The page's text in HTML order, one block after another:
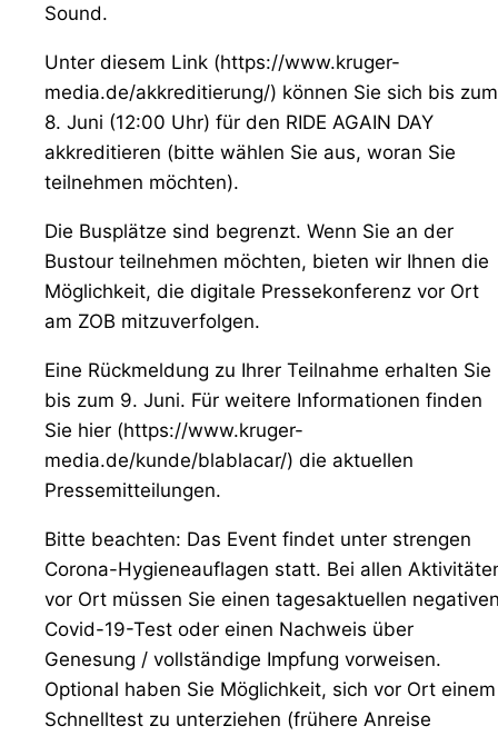
Sound.
Unter diesem Link (https://www.kruger-
media.de/akkreditierung/) können Sie sich bis zum
8. Juni (12:00 Uhr) für den RIDE AGAIN DAY
akkreditieren (bitte wählen Sie aus, woran Sie
teilnehmen möchten).
Die Busplätze sind begrenzt. Wenn Sie an der
Bustour teilnehmen möchten, bieten wir Ihnen die
Möglichkeit, die digitale Pressekonferenz vor Ort
am ZOB mitzuverfolgen.
Eine Rückmeldung zu Ihrer Teilnahme erhalten Sie
bis zum 9. Juni. Für weitere Informationen finden
Sie hier (https://www.kruger-
media.de/kunde/blablacar/) die aktuellen
Pressemitteilungen.
Bitte beachten: Das Event findet unter strengen
Corona-Hygieneauflagen statt. Bei allen
vor Ort müssen Sie einen tagesaktuellen
Covid-19-Test oder einen Nachweis über
Genesung / vollständige Impfung vorweisen.
Optional haben Sie Möglichkeit, sich vor Ort einem
Schnelltest zu unterziehen (frühere Anreise